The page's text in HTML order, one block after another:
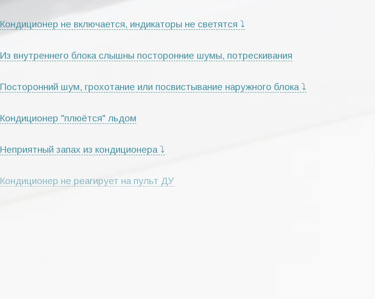
Кондиционер не включается, индикаторы не светятся ⤵
Из внутреннего блока слышны посторонние шумы, потрескивания
Посторонний шум, грохотание или посвистывание наружного блока ⤵
Кондиционер "плюётся" льдом
Неприятный запах из кондиционера ⤵
Кондиционер не реагирует на пульт ДУ